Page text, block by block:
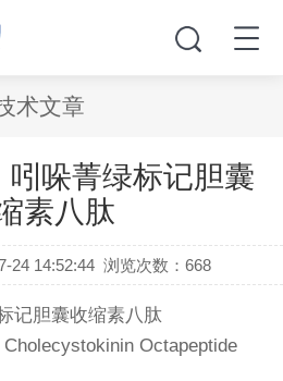
术文章
吲哚菁绿标记胆囊
素八肽
24 14:52:44 浏览次数：668
记胆囊收缩素八肽
Octapeptide